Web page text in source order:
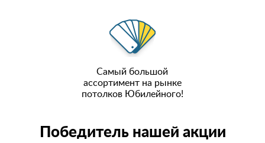
Самый большой
ассортимент на рынке
потолков Юбилейного!
Победитель нашей акции